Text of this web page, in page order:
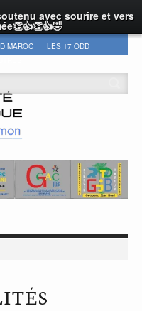
avec sourire et vers
MAROC
LES 17 ODD